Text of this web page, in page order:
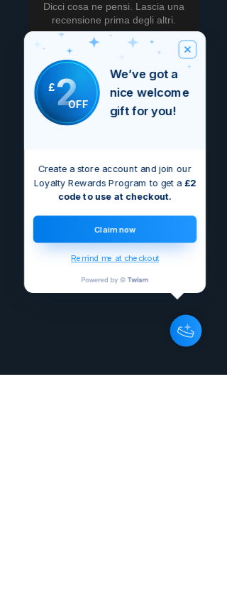
Dicci cosa ne pensi. Lascia una
recensione prima degli altri.
Lascia una recensione
£2OFF
We’ve got a
nice welcome
gift for you!
Create a store account and join our
Loyalty Rewards Program to get a £2
code to use at checkout.
Claim now
Remind me at checkout